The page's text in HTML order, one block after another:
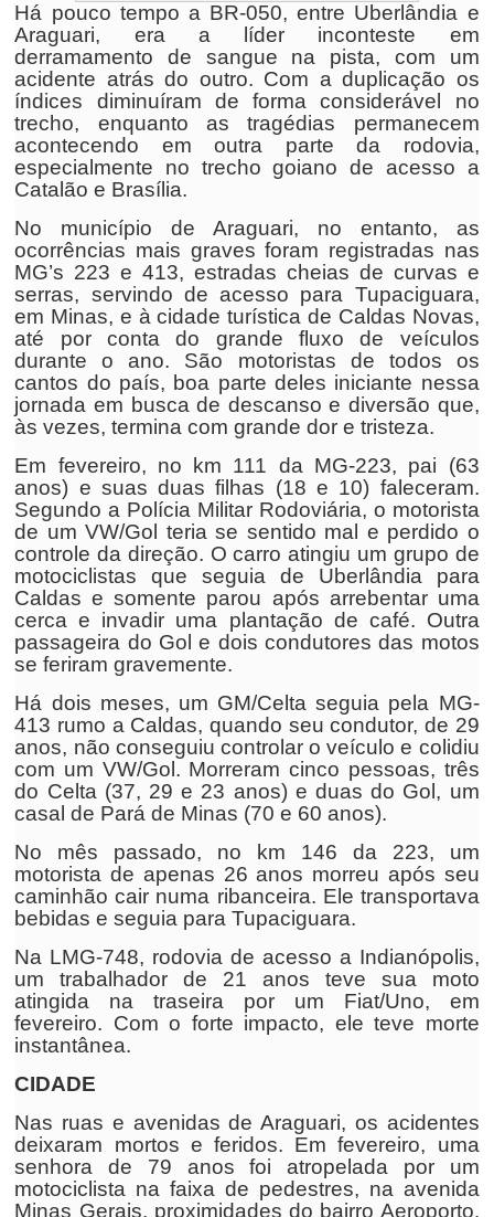
Há pouco tempo a BR-050, entre Uberlândia e
Araguari, era a líder inconteste em
derramamento de sangue na pista, com um
acidente atrás do outro. Com a duplicação os
índices diminuíram de forma considerável no
trecho, enquanto as tragédias permanecem
acontecendo em outra parte da rodovia,
especialmente no trecho goiano de acesso a
Catalão e Brasília.
No município de Araguari, no entanto, as
ocorrências mais graves foram registradas nas
MG’s 223 e 413, estradas cheias de curvas e
serras, servindo de acesso para Tupaciguara,
em Minas, e à cidade turística de Caldas Novas,
até por conta do grande fluxo de veículos
durante o ano. São motoristas de todos os
cantos do país, boa parte deles iniciante nessa
jornada em busca de descanso e diversão que,
às vezes, termina com grande dor e tristeza.
Em fevereiro, no km 111 da MG-223, pai (63
anos) e suas duas filhas (18 e 10) faleceram.
Segundo a Polícia Militar Rodoviária, o motorista
de um VW/Gol teria se sentido mal e perdido o
controle da direção. O carro atingiu um grupo de
motociclistas que seguia de Uberlândia para
Caldas e somente parou após arrebentar uma
cerca e invadir uma plantação de café. Outra
passageira do Gol e dois condutores das motos
se feriram gravemente.
Há dois meses, um GM/Celta seguia pela MG-
413 rumo a Caldas, quando seu condutor, de 29
anos, não conseguiu controlar o veículo e colidiu
com um VW/Gol. Morreram cinco pessoas, três
do Celta (37, 29 e 23 anos) e duas do Gol, um
casal de Pará de Minas (70 e 60 anos).
No mês passado, no km 146 da 223, um
motorista de apenas 26 anos morreu após seu
caminhão cair numa ribanceira. Ele transportava
bebidas e seguia para Tupaciguara.
Na LMG-748, rodovia de acesso a Indianópolis,
um trabalhador de 21 anos teve sua moto
atingida na traseira por um Fiat/Uno, em
fevereiro. Com o forte impacto, ele teve morte
instantânea.
CIDADE
Nas ruas e avenidas de Araguari, os acidentes
deixaram mortos e feridos. Em fevereiro, uma
senhora de 79 anos foi atropelada por um
motociclista na faixa de pedestres, na avenida
Minas Gerais, proximidades do bairro Aeroporto.